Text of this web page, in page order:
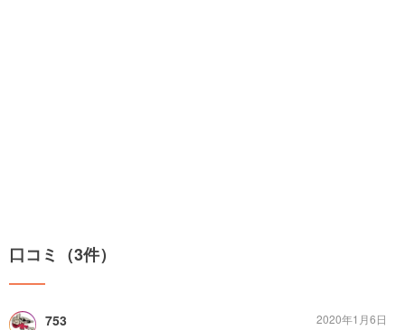
口コミ（3件）
753
2020年1月6日